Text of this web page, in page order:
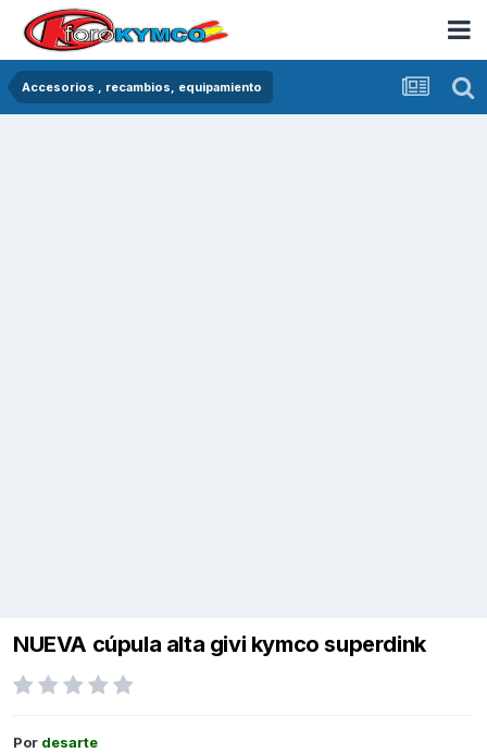
Accesorios , recambios, equipamiento
NUEVA cúpula alta givi kymco superdink
Por desarte